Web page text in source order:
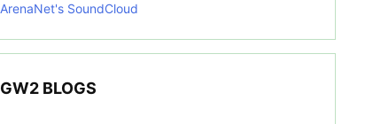
ArenaNet's SoundCloud
GW2 BLOGS